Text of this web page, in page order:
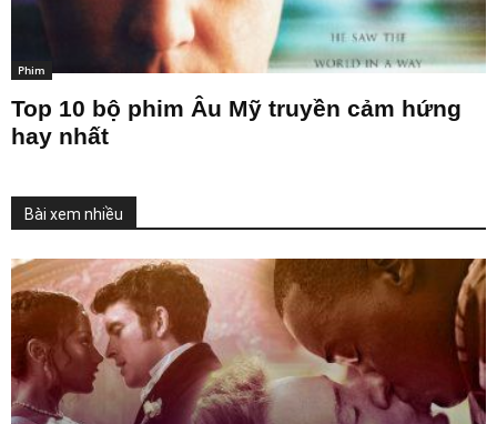
Phim
Top 10 bộ phim Âu Mỹ truyền cảm hứng
hay nhất
Bài xem nhiều